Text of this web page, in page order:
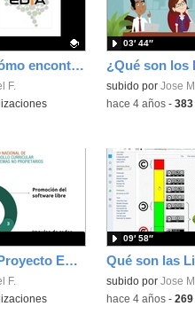
Proyecto EDIA. Cómo encontrar y comenzar a usar un recurso
F. Contenido
subido por Jose
03′ 44″
-hace 4 años- 383
Presentación del Proyecto EDIA del CEDEC
F. Contenido
subido por Jose
09′ 58″
-hace 4 años- 269